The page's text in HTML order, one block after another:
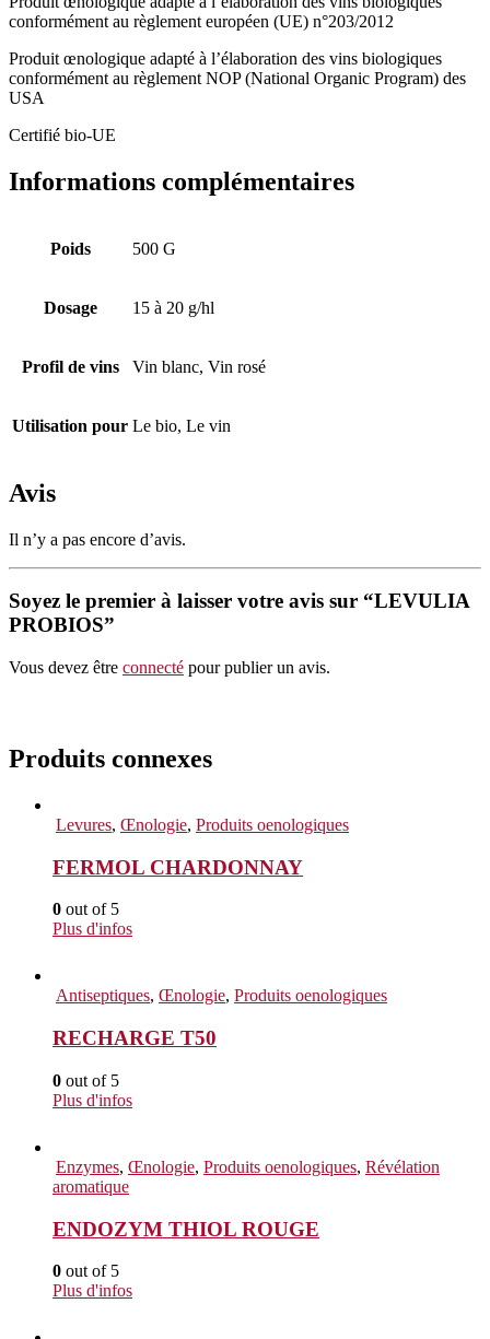
conformément au règlement européen (UE) n°203/2012
Produit œnologique adapté à l’élaboration des vins biologiques
conformément au règlement NOP (National Organic Program) des
USA
Certifié bio-UE
Informations complémentaires
Poids 500 G
Dosage 15 à 20 g/hl
Profil de vins Vin blanc, Vin rosé
Utilisation pour Le bio, Le vin
Avis
Il n’y a pas encore d’avis.
Soyez le premier à laisser votre avis sur “LEVULIA
PROBIOS”
Vous devez être connecté pour publier un avis.
Produits connexes
Levures, Œnologie, Produits oenologiques
FERMOL CHARDONNAY
0 out of 5
Plus d'infos
Antiseptiques, Œnologie, Produits oenologiques
RECHARGE T50
0 out of 5
Plus d'infos
Enzymes, Œnologie, Produits oenologiques, Révélation
aromatique
ENDOZYM THIOL ROUGE
0 out of 5
Plus d'infos